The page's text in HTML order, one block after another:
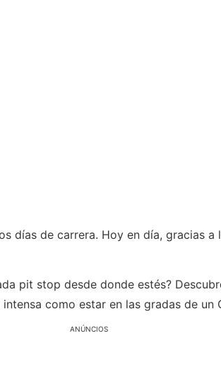
días de carrera. Hoy en día, gracias
pit stop desde donde estés?
como estar en las gradas de un
ANÚNCIOS